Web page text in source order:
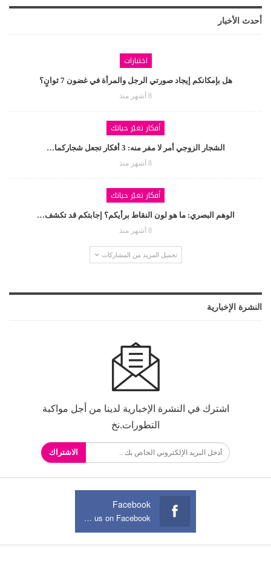
أحدث الأخبار
اختبارات
هل بإمكانكم إيجاد صورتي الرجل والمرأة في غضون 7 ثوانٍ؟
8 أشهر منذ
أفكار تغيّر حياتك
الشجار الزوجي أمر لا مفر منه: 3 أفكار تجعل شجاركما…
8 أشهر منذ
أفكار تغيّر حياتك
الوهم البصري: ما هو لون النقاط برأيكم؟ إجابتكم قد تكشف…
8 أشهر منذ
تحميل المزيد من المشاركات
النشرة الإخبارية
اشترك في النشرة الإخبارية لدينا من أجل مواكبة
التطورات.نخ
الاشتراك
Facebook
Join us on Facebook